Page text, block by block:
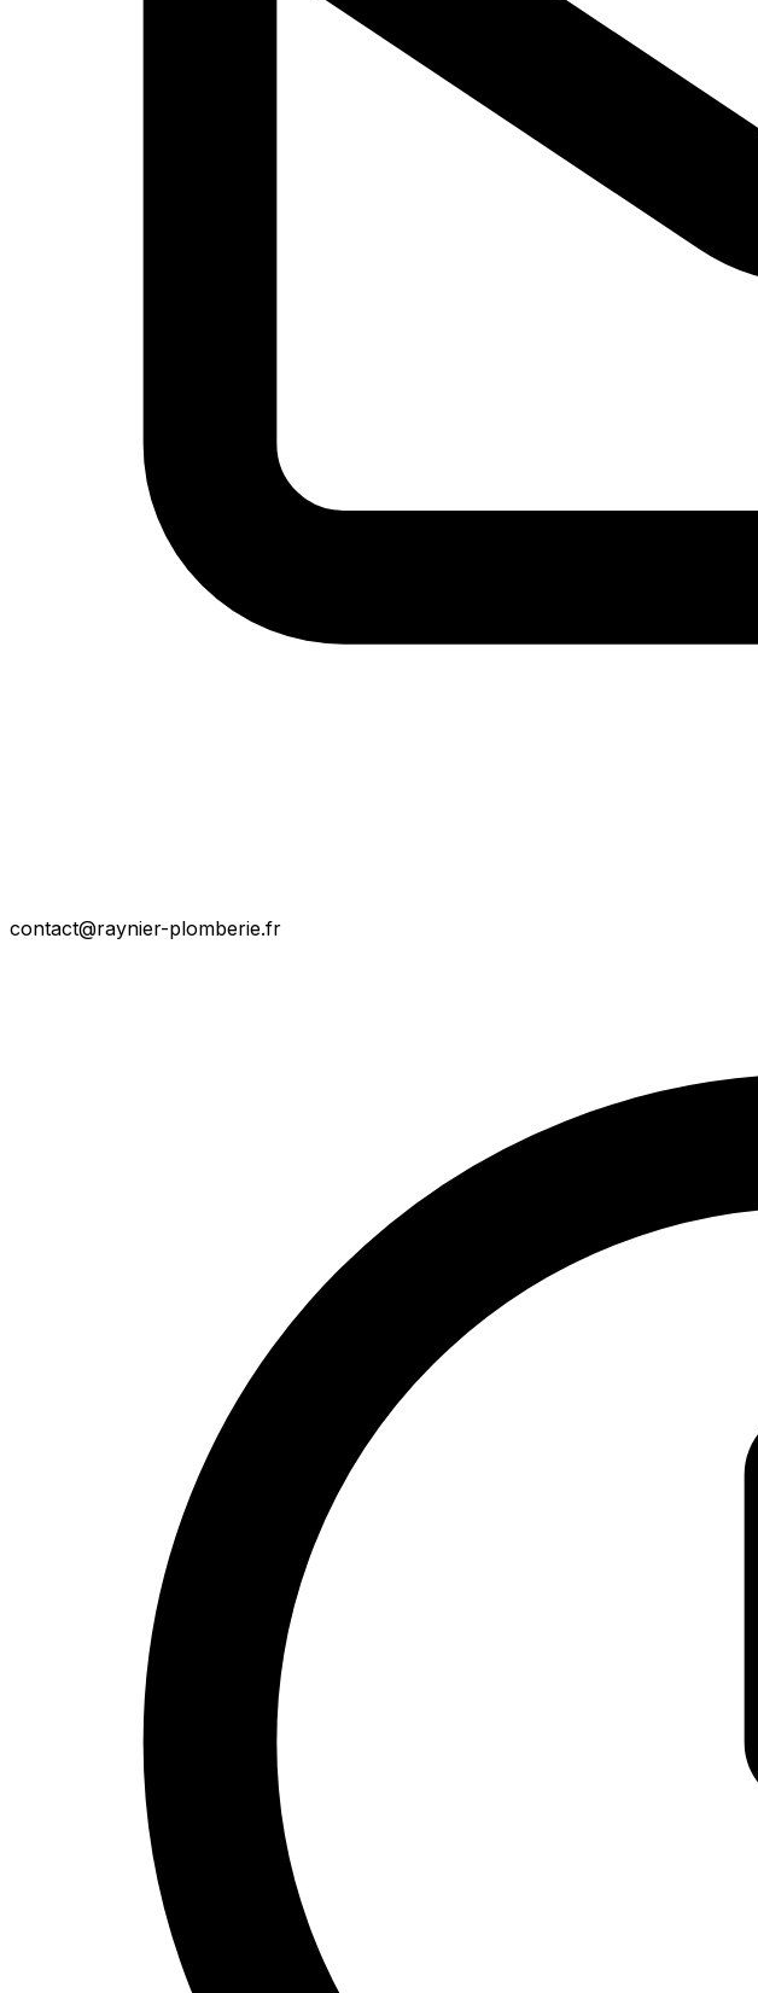
contact@raynier-plomberie.fr